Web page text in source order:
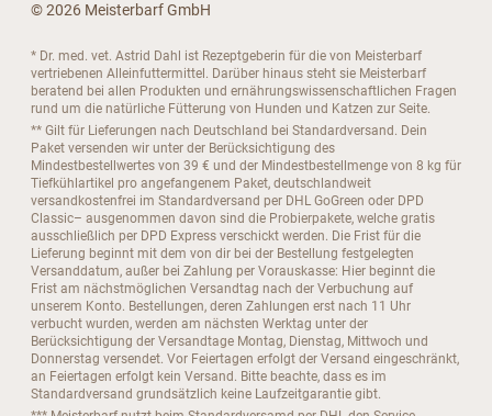
© 2026 Meisterbarf GmbH
* Dr. med. vet. Astrid Dahl ist Rezeptgeberin für die von Meisterbarf
vertriebenen Alleinfuttermittel. Darüber hinaus steht sie Meisterbarf
beratend bei allen Produkten und ernährungswissenschaftlichen Fragen
rund um die natürliche Fütterung von Hunden und Katzen zur Seite.
** Gilt für Lieferungen nach Deutschland bei Standardversand. Dein
Paket versenden wir unter der Berücksichtigung des
Mindestbestellwertes von 39 € und der Mindestbestellmenge von 8 kg für
Tiefkühlartikel pro angefangenem Paket, deutschlandweit
versandkostenfrei im Standardversand per DHL GoGreen oder DPD
Classic– ausgenommen davon sind die Probierpakete, welche gratis
ausschließlich per DPD Express verschickt werden. Die Frist für die
Lieferung beginnt mit dem von dir bei der Bestellung festgelegten
Versanddatum, außer bei Zahlung per Vorauskasse: Hier beginnt die
Frist am nächstmöglichen Versandtag nach der Verbuchung auf
unserem Konto. Bestellungen, deren Zahlungen erst nach 11 Uhr
verbucht wurden, werden am nächsten Werktag unter der
Berücksichtigung der Versandtage Montag, Dienstag, Mittwoch und
Donnerstag versendet. Vor Feiertagen erfolgt der Versand eingeschränkt,
an Feiertagen erfolgt kein Versand. Bitte beachte, dass es im
Standardversand grundsätzlich keine Laufzeitgarantie gibt.